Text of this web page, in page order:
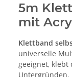
5m
mit
Klettband
universelle
geeignet, klebt
Untergründen.